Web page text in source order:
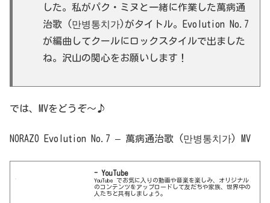
した。私がパク・ミヌと一緒に作業した萬病通
治歌 (만병통치가)がタイトル。Evolution No.7
が編曲してクールにロックスタイルで出ました
ね。沢山の関心をお願いします！
では、MVをどうぞ〜♪
NORAZO Evolution No.7 – 萬病通治歌 (만병통치가) MV
- YouTube
YouTube でお気に入りの動画や音楽を楽しみ、オリジナル
のコンテンツをアップロードして友だちや家族、世界中の
人たちと共有しましょう。